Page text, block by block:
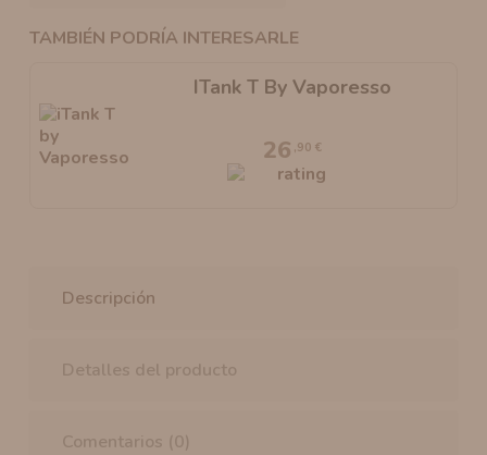
TAMBIÉN PODRÍA INTERESARLE
ITank T By Vaporesso
26 ,90 €
Descripción
Detalles del producto
Comentarios (0)